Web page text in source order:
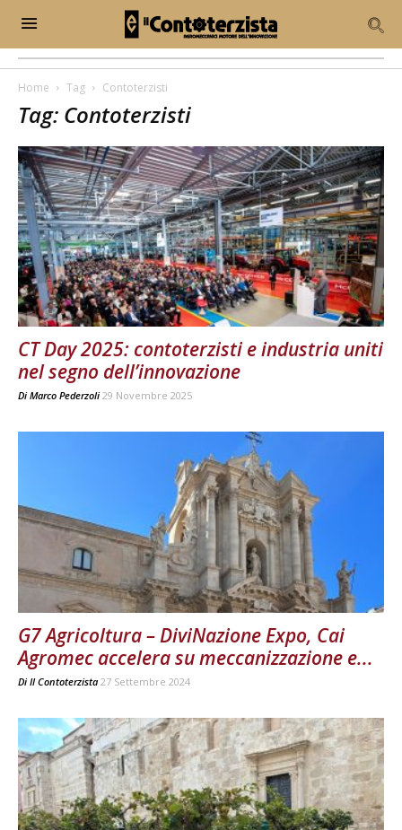
Home Tag Contoterzisti
Tag: Contoterzisti
CT Day 2025: contoterzisti e industria uniti
nel segno dell’innovazione
Di Marco Pederzoli 29 Novembre 2025
G7 Agricoltura – DiviNazione Expo, Cai
Agromec accelera su meccanizzazione e...
Di Il Contoterzista 27 Settembre 2024